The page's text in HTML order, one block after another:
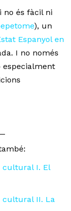
no és fàcil ni
), un
Espanyol en
I no només
especialment
cultural I. El
cultural II. La